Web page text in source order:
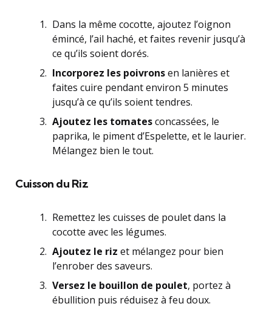
Dans la même cocotte, ajoutez l’oignon
émincé, l’ail haché, et faites revenir jusqu’à
ce qu’ils soient dorés.
Incorporez les poivronsen lanières et
faites cuire pendant environ 5 minutes
jusqu’à ce qu’ils soient tendres.
Ajoutez les tomatesconcassées, le
paprika, le piment d’Espelette, et le laurier.
Mélangez bien le tout.
Cuisson du Riz
Remettez les cuisses de poulet dans la
cocotte avec les légumes.
Ajoutez le riz et mélangez pour bien
l’enrober des saveurs.
Versez le bouillon de poulet, portez à
ébullition puis réduisez à feu doux.